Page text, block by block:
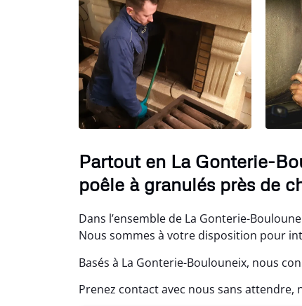
Partout en La Gonterie-
poêle à granulés près de
Dans l’ensemble de La Gonterie-
Nous sommes à votre disposition pour
Basés à La Gonterie-Boulouneix, nous
Prenez contact avec nous sans attendre,